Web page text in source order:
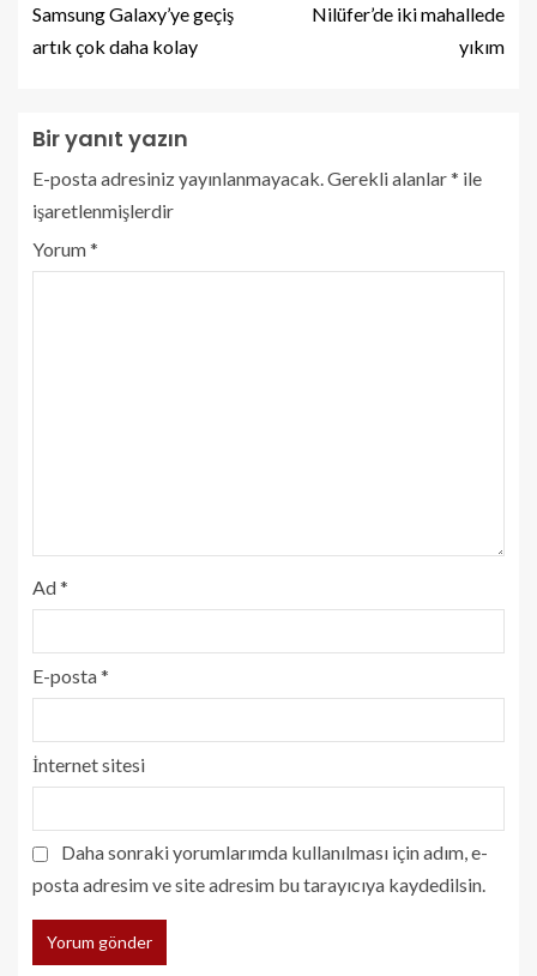
Samsung Galaxy’ye geçiş
artık çok daha kolay
Nilüfer’de iki mahallede
yıkım
Bir yanıt yazın
E-posta adresiniz yayınlanmayacak. Gerekli alanlar* ile
işaretlenmişlerdir
Yorum*
Ad*
E-posta*
İnternet sitesi
Daha sonraki yorumlarımda kullanılması için adım, e-
posta adresim ve site adresim bu tarayıcıya kaydedilsin.